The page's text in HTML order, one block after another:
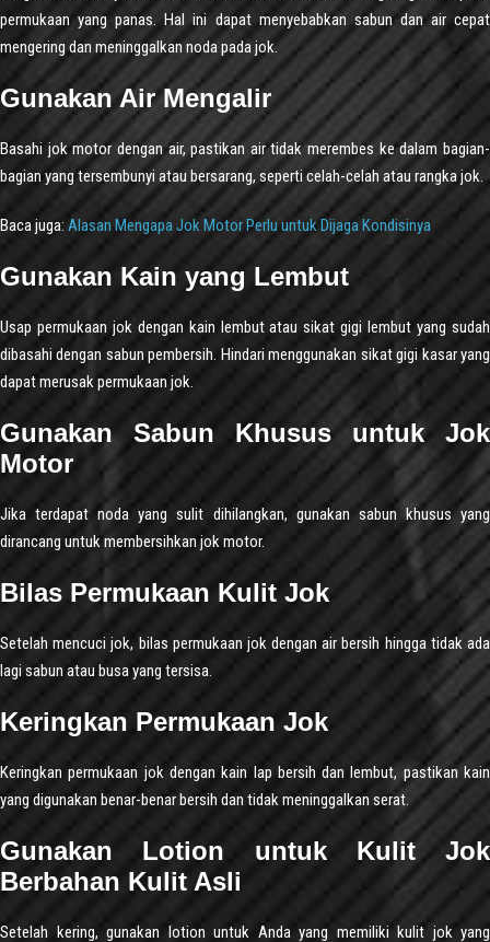
permukaan yang panas. Hal ini dapat menyebabkan sabun dan air cepat
mengering dan meninggalkan noda pada jok.
Gunakan Air Mengalir
Basahi jok motor dengan air, pastikan air tidak merembes ke dalam bagian-
bagian yang tersembunyi atau bersarang, seperti celah-celah atau rangka jok.
Baca juga: Alasan Mengapa Jok Motor Perlu untuk Dijaga Kondisinya
Gunakan Kain yang Lembut
Usap permukaan jok dengan kain lembut atau sikat gigi lembut yang sudah
dibasahi dengan sabun pembersih. Hindari menggunakan sikat gigi kasar yang
dapat merusak permukaan jok.
Gunakan Sabun Khusus untuk Jok
Motor
Jika terdapat noda yang sulit dihilangkan, gunakan sabun khusus yang
dirancang untuk membersihkan jok motor.
Bilas Permukaan Kulit Jok
Setelah mencuci jok, bilas permukaan jok dengan air bersih hingga tidak ada
lagi sabun atau busa yang tersisa.
Keringkan Permukaan Jok
Keringkan permukaan jok dengan kain lap bersih dan lembut, pastikan kain
yang digunakan benar-benar bersih dan tidak meninggalkan serat.
Gunakan Lotion untuk Kulit Jok
Berbahan Kulit Asli
Setelah kering, gunakan lotion untuk Anda yang memiliki kulit jok yang